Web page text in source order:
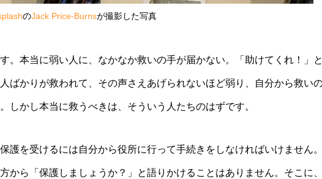
のJack Price-Burnsが撮影した写真
。本当に弱い人に、なかなか救いの手が届かない。「助けてくれ！」
ばかりが救われて、その声さえあげられないほど弱り、自分から救い
しかし本当に救うべきは、そういう人たちのはずです。
護を受けるには自分から役所に行って手続きをしなければいけません
から「保護しましょうか？」と語りかけることはありません。そこに